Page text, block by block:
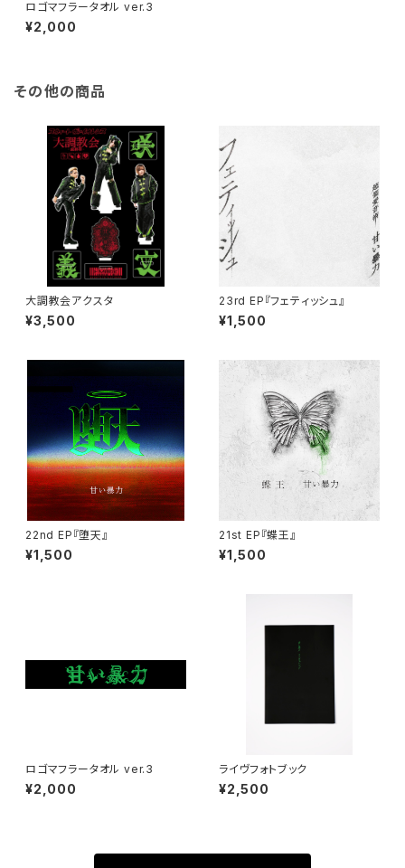
ロゴマフラータオル ver.3
¥2,000
その他の商品
大調教会アクスタ
¥3,500
23rd EP『フェティッシュ』
¥1,500
22nd EP『堕天』
¥1,500
21st EP『蝶王』
¥1,500
ロゴマフラータオル ver.3
¥2,000
ライヴフォトブック
¥2,500